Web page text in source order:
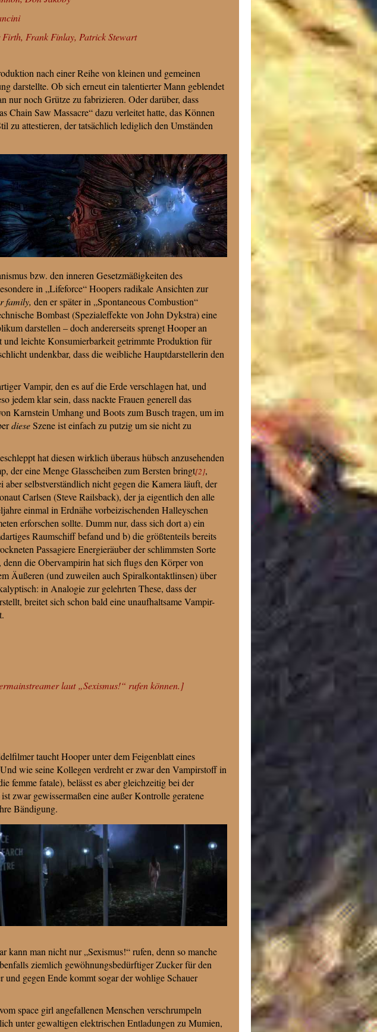
Firth, Frank Finlay, Patrick Stewart
nach einer Reihe von kleinen und gemeinen
darstellte. Ob sich erneut ein talentierter Mann geblendet
nur noch Grütze zu fabrizieren. Oder darüber, dass
Chain Saw Massacre“ dazu verleitet hatte, das Können
zu attestieren, der tatsächlich lediglich den Umständen
bzw. den inneren Gesetzmäßigkeiten des
in „Lifeforce“ Hoopers radikale Ansichten zur
family, den er später in „Spontaneous Combustion“
Bombast (Spezialeffekte von John Dykstra) eine
darstellen – doch andererseits sprengt Hooper an
leichte Konsumierbarkeit getrimmte Produktion für
undenkbar, dass die weibliche Hauptdarstellerin den
Vampir, den es auf die Erde verschlagen hat, und
jedem klar sein, dass nackte Frauen generell das
Karnstein Umhang und Boots zum Busch tragen, um im
dieseSzene ist einfach zu putzig um sie nicht zu
hat diesen wirklich überaus hübsch anzusehenden
der eine Menge Glasscheiben zum Bersten bringt[2],
aber selbstverständlich nicht gegen die Kamera läuft, der
Carlsen (Steve Railsback), der ja eigentlich den alle
einmal in Erdnähe vorbeizischenden Halleyschen
erforschen sollte. Dumm nur, dass sich dort a) ein
Raumschiff befand und b) die größtenteils bereits
Passagiere Energieräuber der schlimmsten Sorte
denn die Obervampirin hat sich flugs den Körper von
Äußeren (und zuweilen auch Spiralkontaktlinsen) über
in Analogie zur gelehrten These, dass der
breitet sich schon bald eine unaufhaltsame Vampir-
laut „Sexismus!“ rufen können.]
taucht Hooper unter dem Feigenblatt eines
wie seine Kollegen verdreht er zwar den Vampirstoff in
femme fatale), belässt es aber gleichzeitig bei der
ist zwar gewissermaßen eine außer Kontrolle geratene
Bändigung.
man nicht nur „Sexismus!“ rufen, denn so manche
ziemlich gewöhnungsbedürftiger Zucker für den
gegen Ende kommt sogar der wohlige Schauer
space girl angefallenen Menschen verschrumpeln
unter gewaltigen elektrischen Entladungen zu Mumien,